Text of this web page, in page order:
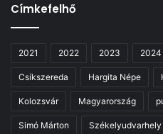
Címkefelhő
2021 2022 2023 2024
Csíkszereda Hargita Népe
Kolozsvár Magyarország
Simó Márton Székelyudvarhely